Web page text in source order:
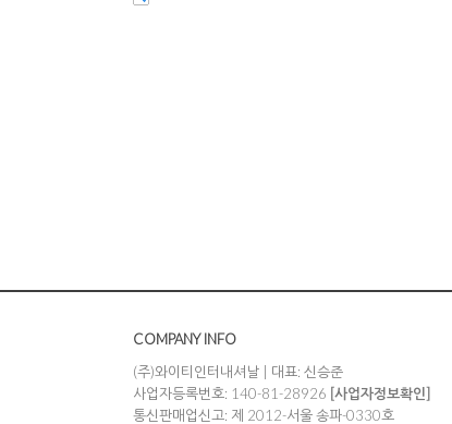
COMPANY INFO
(주)와이티인터내셔날 | 대표: 신승준
사업자등록번호: 140-81-28926 [사업자정보확인]
통신판매업신고: 제 2012-서울 송파-0330호